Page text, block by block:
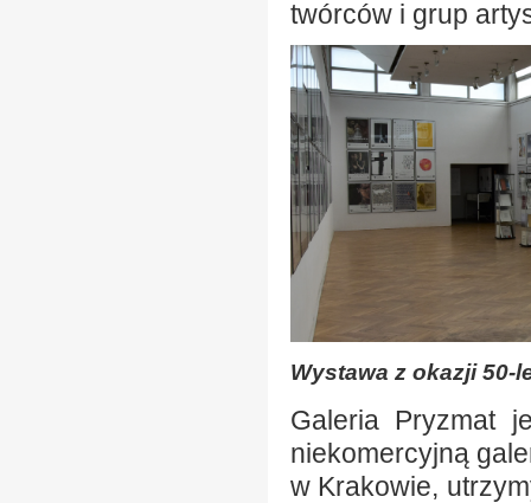
twórców i grup
Wystawa z okazji 50-
Galeria Pryzmat
niekomercyjną
w Krakowie,